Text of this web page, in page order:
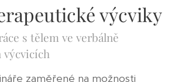
výcviky
s tělem ve verbálně
výcvicích
zaměřené na možnosti